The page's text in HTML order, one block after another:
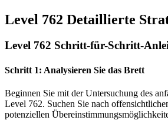
Level 762 Detaillierte
Level 762 Schritt-für-Schritt-
Schritt 1: Analysieren Sie das Brett
Beginnen Sie mit der Untersuchung des
Level 762. Suchen Sie nach
potenziellen